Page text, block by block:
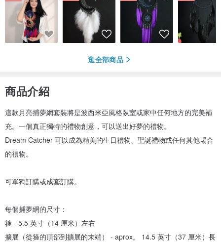
逛全部商品
商品介紹
這款月亮捕夢網套裝將是波西米亞風格臥室或家中任何地方的完美補
充。一個真正獨特的禮物創意，可以送出好夢的禮物。
Dream Catcher 可以成為精美的生日禮物、聖誕禮物或任何其他場合
的禮物。
可單獨訂購或成套訂購。
每個捕夢網的尺寸：
箍 - 5.5 英寸（14 厘米）左右
擴展（從箍的頂部到擴展的末端） - aprox。 14.5 英寸（37 厘米）長